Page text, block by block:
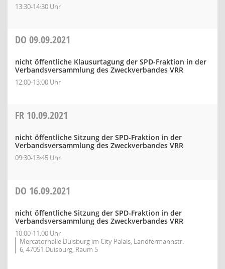
13:30-14:30 Uhr
DO 09.09.2021
nicht öffentliche Klausurtagung der SPD-Fraktion in der
Verbandsversammlung des Zweckverbandes VRR
12:00-13:00 Uhr
FR 10.09.2021
nicht öffentliche Sitzung der SPD-Fraktion in der
Verbandsversammlung des Zweckverbandes VRR
09:30-13:45 Uhr
DO 16.09.2021
nicht öffentliche Sitzung der SPD-Fraktion in der
Verbandsversammlung des Zweckverbandes VRR
10:00-11:00 Uhr
Mercatorhalle Duisburg im City Palais, Landfermannstr.
6, 47051 Duisburg, Raum 5